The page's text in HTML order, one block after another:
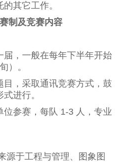
其它工作。
制及竞赛内容
届，一般在每年下半年开始
）。
目，采取通讯竞赛方式，鼓
进行。
位参赛，每队 1-3 人，专业
源于工程与管理、图象图